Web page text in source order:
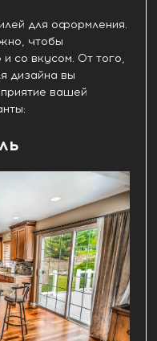
для оформления.
чтобы
со вкусом. От того,
дизайна вы
вашей